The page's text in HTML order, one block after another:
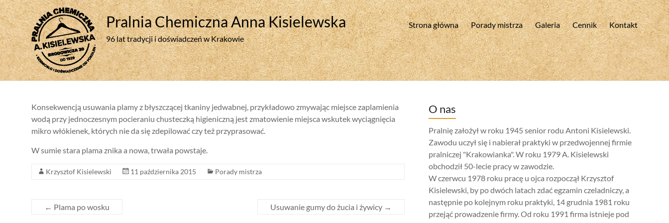
Skip
to
content
Pralnia Chemiczna Anna Kisielewska
96 lat tradycji i doświadczeń w Krakowie
Strona główna Porady mistrza Galeria Cennik Kontakt
Konsekwencją usuwania plamy z błyszczącej tkaniny jedwabnej, przykładowo zmywając miejsce zaplamienia
wodą przy jednoczesnym pocieraniu chusteczką higieniczną jest zmatowienie miejsca wskutek wyciągnięcia
mikro włókienek, których nie da się zdepilować czy też przyprasować.
W sumie stara plama znika a nowa, trwała powstaje.
Krzysztof Kisielewski 11 października 2015 Porady mistrza
← Plama po wosku Usuwanie gumy do żucia i żywicy →
O nas
Pralnię założył w roku 1945 senior rodu Antoni Kisielewski.
Zawodu uczył się i nabierał praktyki w przedwojennej firmie
pralniczej "Krakowianka". W roku 1979 A. Kisielewski
obchodził 50-lecie pracy w zawodzie.
W czerwcu 1978 roku pracę u ojca rozpoczął Krzysztof
Kisielewski, by po dwóch latach zdać egzamin czeladniczy, a
następnie po kolejnym roku praktyki, 14 grudnia 1981 roku
przejąć prowadzenie firmy. Od roku 1991 firma istnieje pod